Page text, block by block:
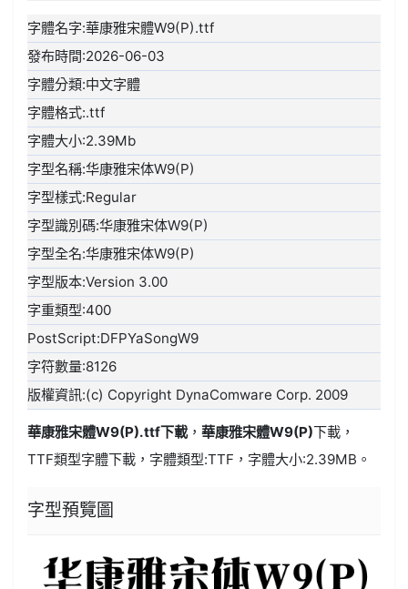
字體名字:華康雅宋體W9(P).ttf
發布時間:2026-06-03
字體分類:中文字體
字體格式:.ttf
字體大小:2.39Mb
字型名稱:华康雅宋体W9(P)
字型樣式:Regular
字型識別碼:华康雅宋体W9(P)
字型全名:华康雅宋体W9(P)
字型版本:Version 3.00
字重類型:400
PostScript:DFPYaSongW9
字符數量:8126
版權資訊:(c) Copyright DynaComware Corp. 2009
華康雅宋體W9(P).ttf下載，華康雅宋體W9(P)下載，
TTF類型字體下載，字體類型:TTF ，字體大小:2.39MB。
字型預覽圖